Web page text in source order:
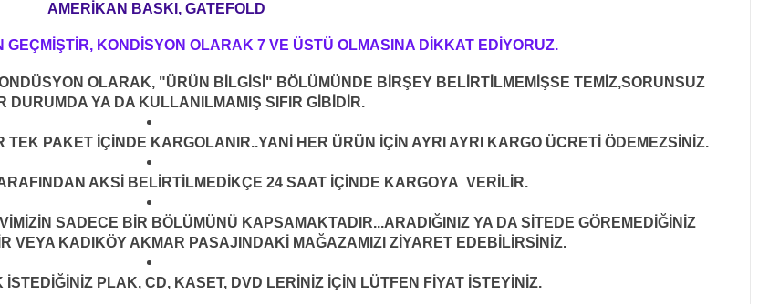
AMERİKAN BASKI, GATEFOLD
GEÇMİŞTİR, KONDİSYON OLARAK 7 VE ÜSTÜ OLMASINA DİKKAT EDİYORUZ.
OLARAK, "ÜRÜN BİLGİSİ" BÖLÜMÜNDE BİRŞEY BELİRTİLMEMİŞSE TEMİZ,SORUNSUZ
DURUMDA YA DA KULLANILMAMIŞ SIFIR GİBİDİR.
PAKET İÇİNDE KARGOLANIR..YANİ HER ÜRÜN İÇİN AYRI AYRI KARGO ÜCRETİ ÖDEMEZSİNİZ.
AKSİ BELİRTİLMEDİKÇE 24 SAAT İÇİNDE KARGOYA VERİLİR.
SADECE BİR BÖLÜMÜNÜ KAPSAMAKTADIR...ARADIĞINIZ YA DA SİTEDE GÖREMEDİĞİNİZ
VEYA KADIKÖY AKMAR PASAJINDAKİ MAĞAZAMIZI ZİYARET EDEBİLİRSİNİZ.
PLAK, CD, KASET, DVD LERİNİZ İÇİN LÜTFEN FİYAT İSTEYİNİZ.